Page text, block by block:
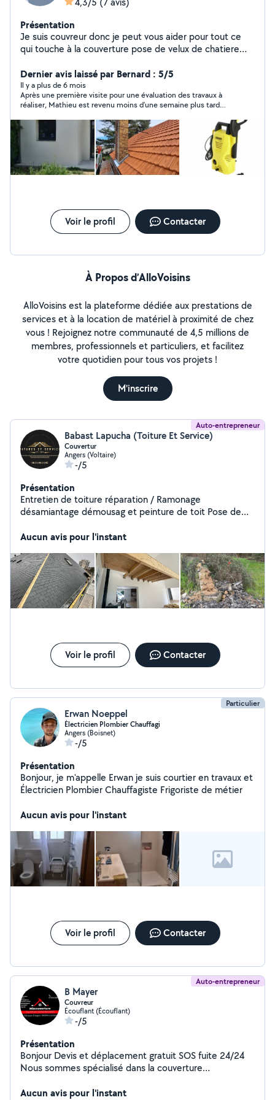
Présentation
Je suis couvreur donc je peut vous aider pour tout ce
qui touche à la couverture pose de velux de chatiere
loue karcher
Dernier avis laissé par Bernard : 5/5
Il y a plus de 6 mois
Après une première visite pour une évaluation des travaux à
réaliser, Mathieu est revenu moins d’une semaine plus tard
compétence et gentillesse : vous pouvez faire confiance à
Mathieu.
Voir le profil Contacter
À Propos d’AlloVoisins
AlloVoisins est la plateforme dédiée aux prestations de
services et à la location de matériel à proximité de chez
vous ! Rejoignez notre communauté de 4,5 millions de
membres, professionnels et particuliers, et facilitez
votre quotidien pour tous vos projets !
M'inscrire
Auto-entrepreneur
Babast Lapucha (Toiture Et Service)
Couvertur
Angers (Voltaire)
-/5
Présentation
Entretien de toiture réparation / Ramonage
désamiantage démousag et peinture de toit Pose de
Terasement
Aucun avis pour l'instant
Voir le profil Contacter
Particulier
Erwan Noeppel
Électricien Plombier Chauffagi
Angers (Boisnet)
-/5
Présentation
Bonjour, je m'appelle Erwan je suis courtier en travaux et
Électricien Plombier Chauffagiste Frigoriste de métier
Aucun avis pour l'instant
Voir le profil Contacter
Auto-entrepreneur
B Mayer
Couvreur
Écouflant (Écouflant)
-/5
Présentation
Bonjour Devis et déplacement gratuit SOS fuite 24/24
Nous sommes spécialisé dans la couverture
neuf sur tous types de toitures , ardoise et tuile types
Aucun avis pour l'instant